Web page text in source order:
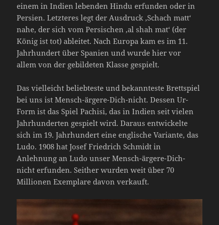
einem in Indien lebenden Hindu erfunden oder in
Persien. Letzteres legt der Ausdruck ‚Schach matt‘
nahe, der sich vom Persischen ‚al shah mat‘ (der
König ist tot) ableitet. Nach Europa kam es im 11.
Jahrhundert über Spanien und wurde hier vor
allem von der gebildeten Klasse gespielt.
Das vielleicht beliebteste und bekannteste Brettspiel
bei uns ist Mensch-ärgere-Dich-nicht. Dessen Ur-
Form ist das Spiel Pachisi, das in Indien seit vielen
Jahrhunderten gespielt wird. Daraus entwickelte
sich im 19. Jahrhundert eine englische Variante, das
Ludo. 1908 hat Josef Friedrich Schmidt in
Anlehnung an Ludo unser Mensch-ärgere-Dich-
nicht erfunden. Seither wurden weit über 70
Millionen Exemplare davon verkauft.